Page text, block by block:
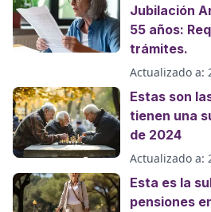
Jubilación
55 años:
trámites.
Actualizado a:
Estas son
tienen una
de 2024
Actualizado a:
Esta es la
pensiones